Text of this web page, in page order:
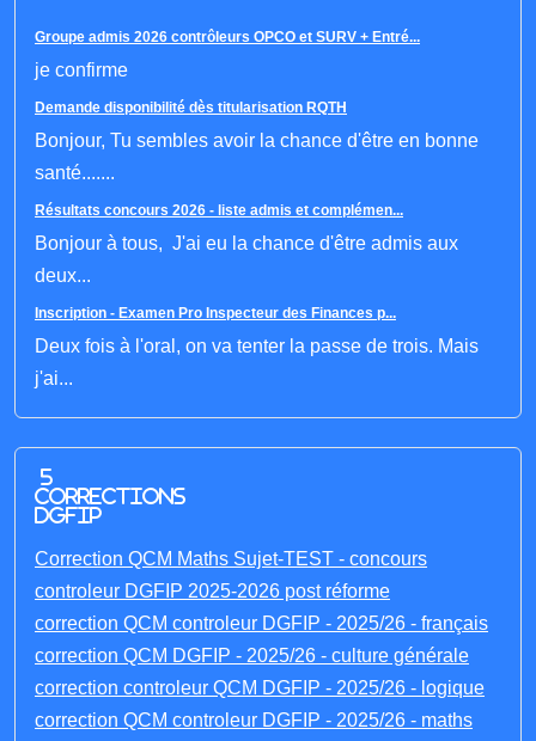
Groupe admis 2026 contrôleurs OPCO et SURV + Entré...
je confirme
Demande disponibilité dès titularisation RQTH
Bonjour, Tu sembles avoir la chance d'être en bonne
santé.......
Résultats concours 2026 - liste admis et complémen...
Bonjour à tous, J'ai eu la chance d'être admis aux
deux...
Inscription - Examen Pro Inspecteur des Finances p...
Deux fois à l'oral, on va tenter la passe de trois. Mais
j'ai...
5
corrections
DGFIP
Correction QCM Maths Sujet-TEST - concours
controleur DGFIP 2025-2026 post réforme
correction QCM controleur DGFIP - 2025/26 - français
correction QCM DGFIP - 2025/26 - culture générale
correction controleur QCM DGFIP - 2025/26 - logique
correction QCM controleur DGFIP - 2025/26 - maths